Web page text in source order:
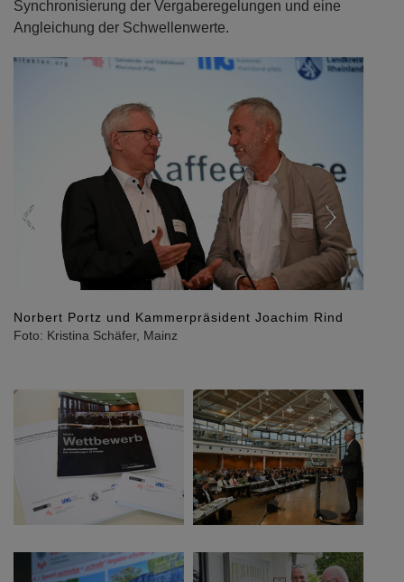
Synchronisierung der Vergaberegelungen und eine
Angleichung der Schwellenwerte.
Norbert Portz und Kammerpräsident Joachim Rind
Foto: Kristina Schäfer, Mainz
Previous Next